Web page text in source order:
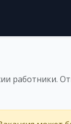
работники.